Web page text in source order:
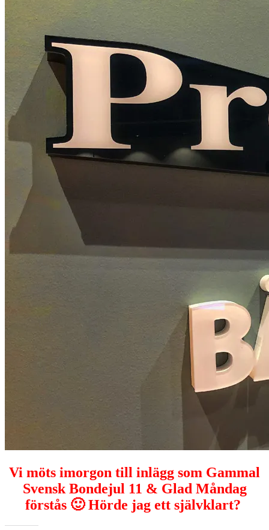
Vi möts imorgon till inlägg som Gammal
Svensk Bondejul 11 & Glad Måndag
förstås 🙂 Hörde jag ett självklart?